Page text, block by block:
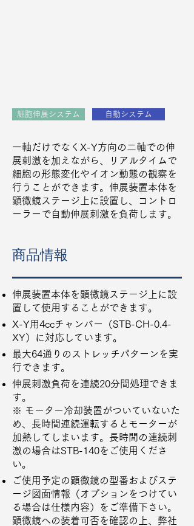
細胞伸展システム 自動システム
一軸だけでなくX-Y方向の二軸での伸
展刺激を加えながら、リアルタイムで
細胞の形態変化やイオン動態の観察を
行うことができます。伸展装置本体を
顕微鏡ステージ上に設置し、コントロ
ーラーで自動伸展刺激を負荷します。
商品情報
伸展装置本体を顕微鏡ステージ上に設
置して使用することができます。
X-Y用4ccチャンバー（STB-CH-0.4-
XY）に対応しています。
最大64通りのストレッチパターンを実
行できます。
伸展刺激負荷を連続20分間処理できま
す。
※ モーター冷却装置がついていないた
め、長時間連続運転するとモーターが
加熱してしまいます。長時間の連続刺
激の場合はSTB-140をご使用くださ
い。
ご使用予定の顕微鏡の型番およびステ
ージ図面情報（オプションをつけてい
る場合は仕様内容）をご準備下さい。
顕微鏡への装着可否を確認の上、弊社